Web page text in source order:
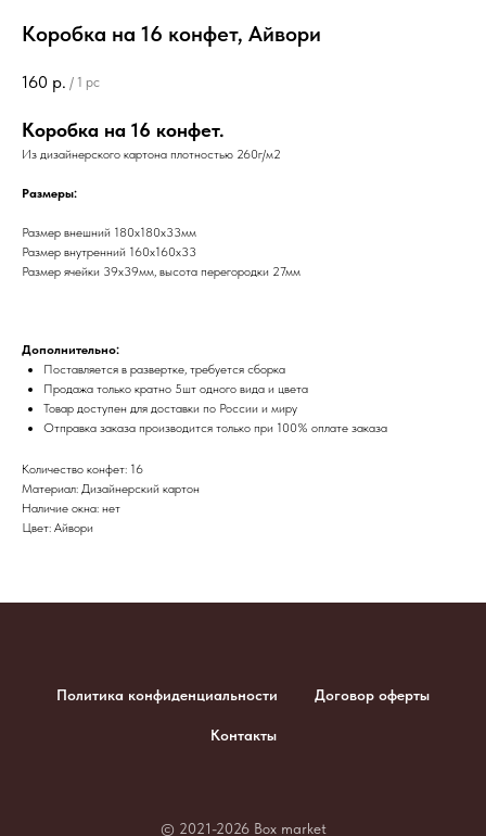
Коробка на 16 конфет, Айвори
160 р. / 1 pc
Коробка на 16 конфет.
Из дизайнерского картона плотностью 260г/м2
Размеры:
Размер внешний 180х180х33мм
Размер внутренний 160х160х33
Размер ячейки 39х39мм, высота перегородки 27мм
Дополнительно:
Поставляется в развертке, требуется сборка
Продажа только кратно 5шт одного вида и цвета
Товар доступен для доставки по России и миру
​Отправка заказа производится только при 100% оплате заказа
Количество конфет: 16
Материал: Дизайнерский картон
Наличие окна: нет
Цвет: Айвори
Политика конфиденциальности Договор оферты
Контакты
© 2021-2026 Box market